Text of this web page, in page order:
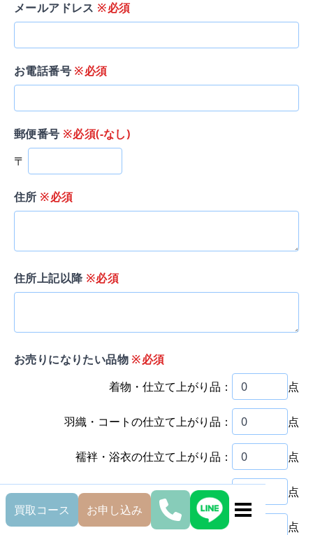
メールアドレス ※必須
お電話番号 ※必須
郵便番号 ※必須(-なし)
〒
住所 ※必須
住所上記以降 ※必須
お売りになりたい品物 ※必須
着物・仕立て上がり品：
点
羽織・コートの仕立て上がり品： 点
襦袢・浴衣の仕立て上がり品： 点
帯： 点
反物： 点
買取コース お申し込み